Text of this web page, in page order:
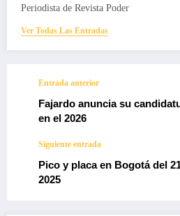
Periodista de Revista Poder
Ver Todas Las Entradas
Entrada anterior
Fajardo anuncia su
en el 2026
Siguiente entrada
Pico y placa en Bogotá del
2025